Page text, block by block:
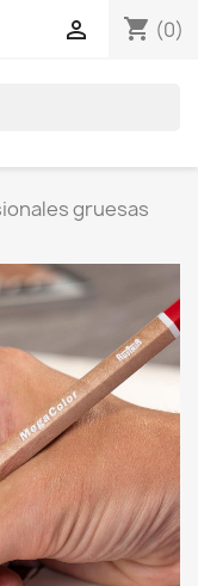
shopping_cart (0)

gruesas